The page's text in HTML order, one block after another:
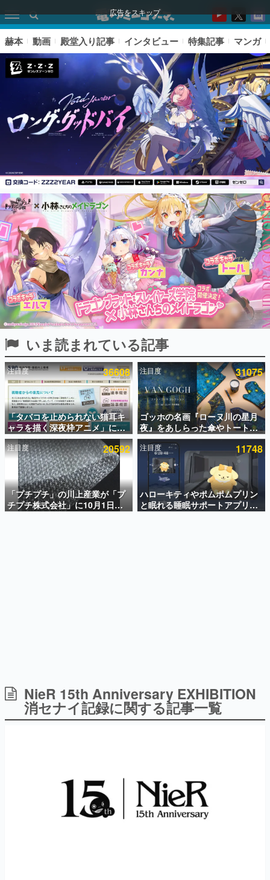
広告をスキップ
ピックアップ
電ファミのいま読まれている記事ランキング
アプリセール情報
インタビュー
連載・特集一覧
殿堂入り記事
SNS拡散数が数千以上！ ページビュー数万以上！ などな
ど。多くの人々に読まれた、電ファミ渾身の“殿堂入り”記
事をまとめました。
ゲームの企画書
名作ゲームクリエイターの方々に製作時のエピソードをお
聞きし、ヒットする企画（ゲーム）とは何か？を探ってい
きます。
赫本
この物語を解いてはいけない。『赫本』は、〈試験問題〉
の形をした短編ホラー小説集です。
新世代に訊く
これからのデジタルゲーム市場を担う若きクリエイター達
の姿を追い、彼らのルーツと情熱を探っていきます。
ゲーム開発者・hamatsu氏がゲームの魅力を画面や操作の
具体的な形から解き明かしていく、硬派で骨太な評論連載
です。
カテゴリ
赫本 動画 殿堂入り記事 インタビュー 特集記事 マンガ
いま読まれている記事
注目度 36608
「タバコを止められない猫耳キ
ャラを描く深夜枠アニメ」に視
聴者の一部から批判意見。違法
薬物の使用と思わしき描写も含
めて、BPOが議論を交わす
注目度 31075
ゴッホの名画『ローヌ川の星月
夜』をあしらった傘やトートバ
ッグなどが登場。8月7日21時よ
り2日間限定で予約販売
注目度 20592
「プチプチ」の川上産業が「プ
チプチ株式会社」に10月1日よ
り社名変更へ。創業58年で初め
注目度 11748
ハローキティやポムポムプリン
と眠れる睡眠サポートアプリ
『ゆめたび』が配信中。キャラ
NieR 15th Anniversary EXHIBITION
消セナイ記録に関する記事一覧